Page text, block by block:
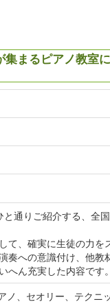
まるピアノ教室
通りご紹介する、全
て、確実に生徒の力を
奏への意識付け、他教
へん充実した内容です。
ノ、セオリー、テクニ